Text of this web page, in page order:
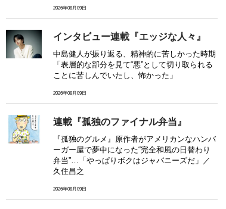
2026年08月09日
インタビュー連載『エッジな人々』
中島健人が振り返る、精神的に苦しかった時期
「表層的な部分を見て“悪”として切り取られる
ことに苦しんでいたし、怖かった」
2026年08月09日
連載『孤独のファイナル弁当』
『孤独のグルメ』原作者がアメリカンなハンバ
ーガー屋で夢中になった“完全和風の日替わり
弁当”…「やっぱりボクはジャパニーズだ」／
久住昌之
2026年08月09日